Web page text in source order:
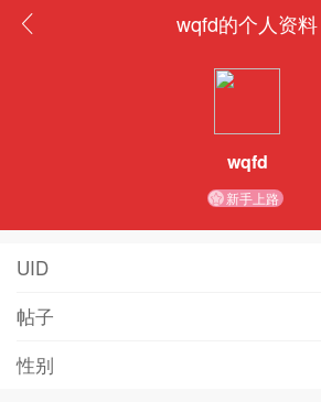
wqfd的个人资料
wqfd
新手上路
UID
帖子
性别